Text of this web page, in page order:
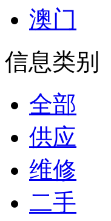
澳门
信息类别
全部
供应
维修
二手